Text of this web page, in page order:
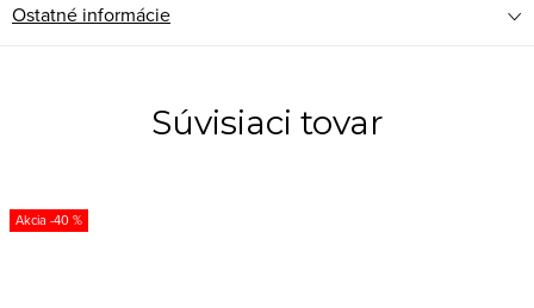
Ostatné informácie
Súvisiaci tovar
-40 %